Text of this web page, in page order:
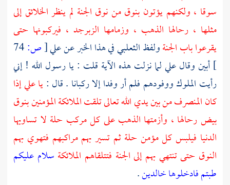
سوقا ، ولكنهم يؤتون بنوق من نوق الجنة لم ينظر الخلائق إلى
مثلها ، رحالها الذهب ، وزمامها الزبرجد ، فيركبونها حتى
يقرعوا باب الجنةولفظالثعلبيفي هذا الخبر عنعلي[ص:74
]أبين وقالعليلما نزلت هذه الآية قلت : يا رسول الله ! إني
رأيت الملوك ووفودهم فلم أر وفدا إلا ركبانا . قال :ياعليإذا
كان المنصرف من بين يدي الله تعالى تلقت الملائكة المؤمنين بنوق
بيض رحالها ، وأزمتها الذهب على كل مركب حلة لا تساويها
الدنيا فيلبس كل مؤمن حلة ثم تسير بهم مراكبهم فتهوي بهم
النوق حتى تنتهي بهم إلى الجنة فتتلقاهم الملائكة سلام عليكم
طبتم فادخلوها خالدين.